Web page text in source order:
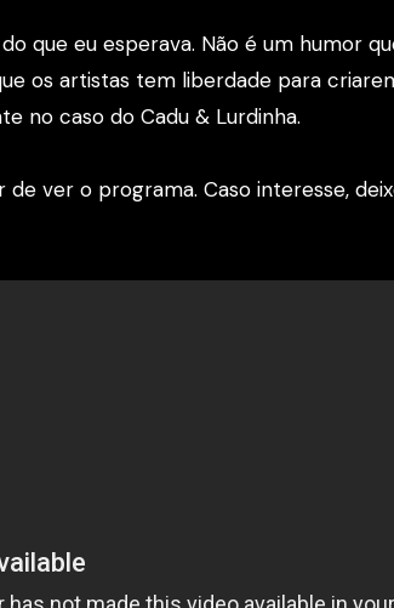
que eu esperava. Não é um humor
os artistas tem liberdade para
no caso do Cadu & Lurdinha.
ver o programa. Caso interesse,